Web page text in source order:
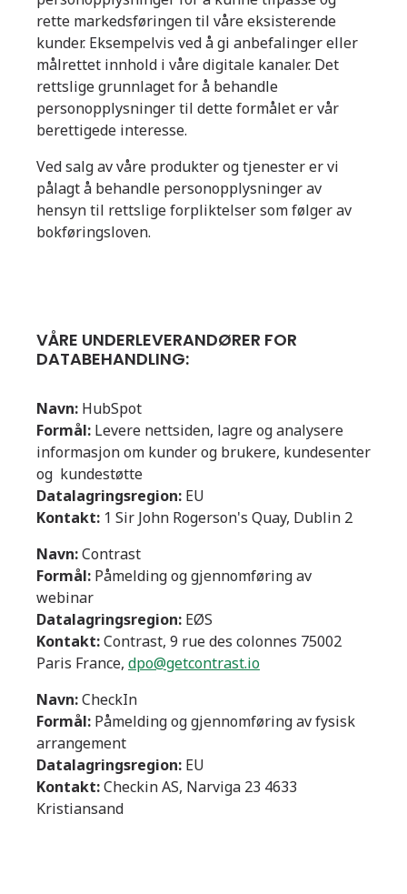
rette markedsføringen til våre eksisterende
kunder. Eksempelvis ved å gi anbefalinger eller
målrettet innhold i våre digitale kanaler. Det
rettslige grunnlaget for å behandle
personopplysninger til dette formålet er vår
berettigede interesse.
Ved salg av våre produkter og tjenester er vi
pålagt å behandle personopplysninger av
hensyn til rettslige forpliktelser som følger av
bokføringsloven.
VÅRE UNDERLEVERANDØRER FOR
DATABEHANDLING:
Navn: HubSpot
Formål: Levere nettsiden, lagre og analysere
informasjon om kunder og brukere, kundesenter
og kundestøtte
Datalagringsregion: EU
Kontakt: 1 Sir John Rogerson's Quay, Dublin 2
Navn:Contrast
Formål: Påmelding og gjennomføring av
webinar
Datalagringsregion: EØS
Kontakt:Contrast, 9 rue des colonnes 75002
Paris France, dpo@getcontrast.io
Navn:CheckIn
Formål: Påmelding og gjennomføring av fysisk
arrangement
Datalagringsregion: EU
Kontakt:Checkin AS, Narviga 23 4633
Kristiansand